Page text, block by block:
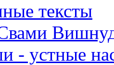
тексты
- устные